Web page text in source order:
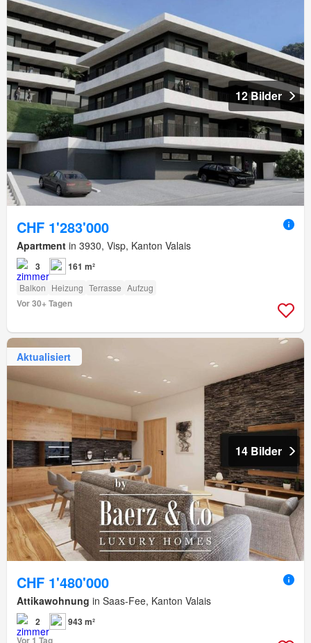
12 Bilder
CHF 1'283'000
Apartment in 3930, Visp, Kanton Valais
3 161 m²
Balkon Heizung Terrasse Aufzug
Vor 30+ Tagen
Aktualisiert
14 Bilder
CHF 1'480'000
Attikawohnung in Saas-Fee, Kanton Valais
2
943 m²
Vor 1 Tag